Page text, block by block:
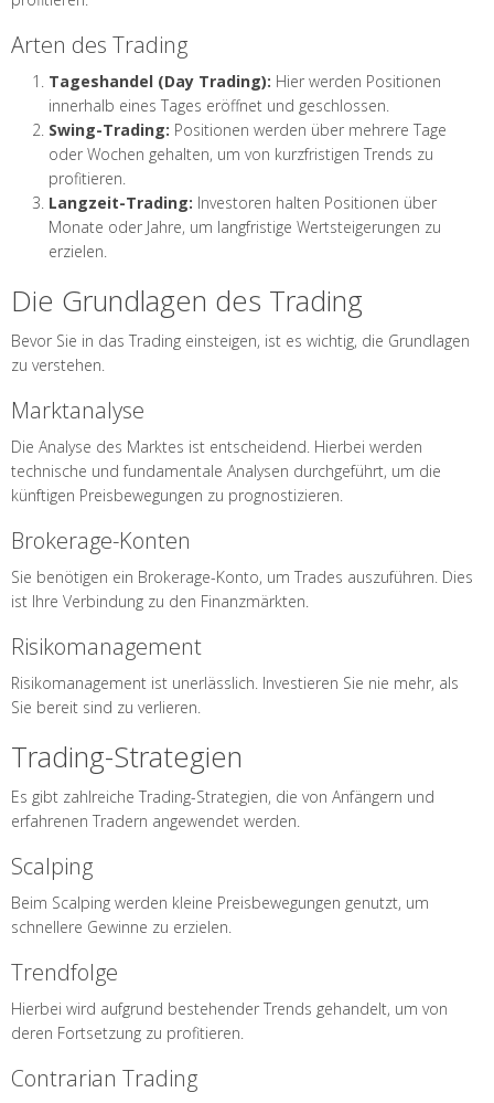
Arten des Trading
Tageshandel (Day Trading): Hier werden Positionen
innerhalb eines Tages eröffnet und geschlossen.
Swing-Trading: Positionen werden über mehrere Tage
oder Wochen gehalten, um von kurzfristigen Trends zu
profitieren.
Langzeit-Trading: Investoren halten Positionen über
Monate oder Jahre, um langfristige Wertsteigerungen zu
erzielen.
Die Grundlagen des Trading
Bevor Sie in das Trading einsteigen, ist es wichtig, die Grundlagen
zu verstehen.
Marktanalyse
Die Analyse des Marktes ist entscheidend. Hierbei werden
technische und fundamentale Analysen durchgeführt, um die
künftigen Preisbewegungen zu prognostizieren.
Brokerage-Konten
Sie benötigen ein Brokerage-Konto, um Trades auszuführen. Dies
ist Ihre Verbindung zu den Finanzmärkten.
Risikomanagement
Risikomanagement ist unerlässlich. Investieren Sie nie mehr, als
Sie bereit sind zu verlieren.
Trading-Strategien
Es gibt zahlreiche Trading-Strategien, die von Anfängern und
erfahrenen Tradern angewendet werden.
Scalping
Beim Scalping werden kleine Preisbewegungen genutzt, um
schnellere Gewinne zu erzielen.
Trendfolge
Hierbei wird aufgrund bestehender Trends gehandelt, um von
deren Fortsetzung zu profitieren.
Contrarian Trading